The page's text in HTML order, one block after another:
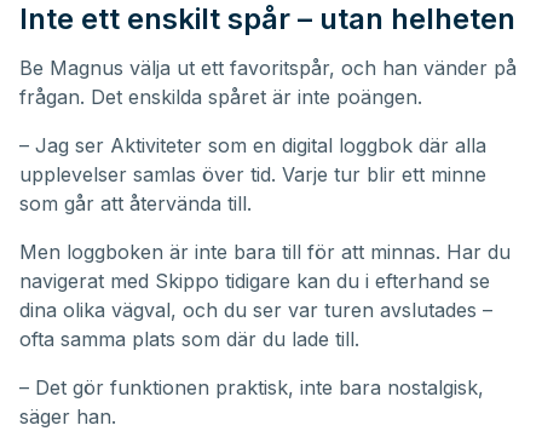
Inte ett enskilt spår – utan helheten
Be Magnus välja ut ett favoritspår, och han vänder på
frågan. Det enskilda spåret är inte poängen.
– Jag ser Aktiviteter som en digital loggbok där alla
upplevelser samlas över tid. Varje tur blir ett minne
som går att återvända till.
Men loggboken är inte bara till för att minnas. Har du
navigerat med Skippo tidigare kan du i efterhand se
dina olika vägval, och du ser var turen avslutades –
ofta samma plats som där du lade till.
– Det gör funktionen praktisk, inte bara nostalgisk,
säger han.